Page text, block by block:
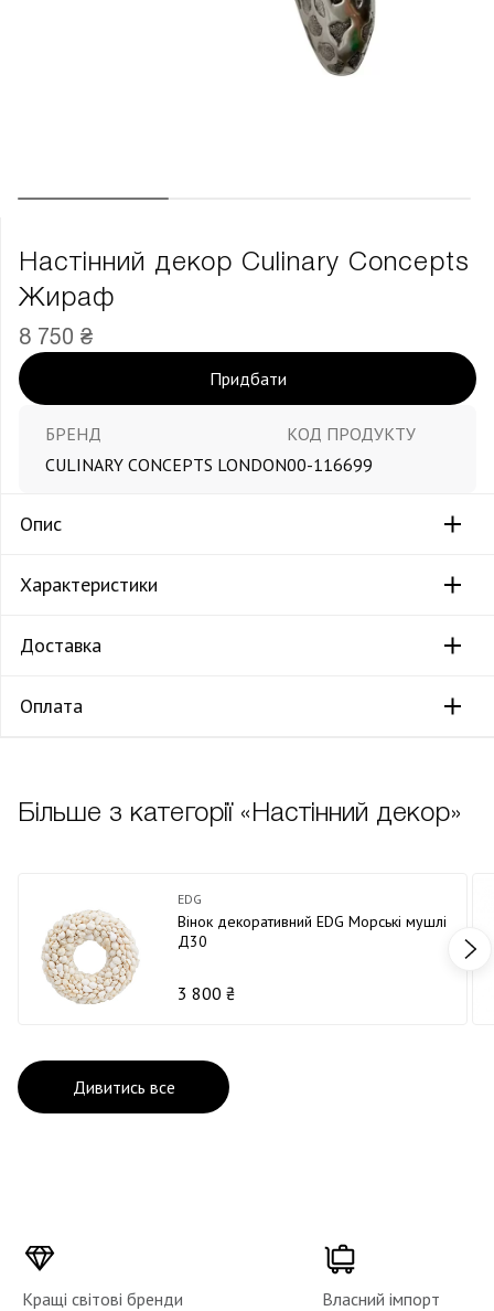
Настінний декор Culinary Concepts
Жираф
8 750 ₴
Придбати
БРЕНД
CULINARY CONCEPTS LONDON
КОД ПРОДУКТУ
00-116699
Опис
Характеристики
Доставка
Оплата
Більше з категорії «Настінний декор»
EDG
Вінок декоративний EDG Морські мушлі
Д30
3 800 ₴
Дивитись все
Кращі світові бренди Власний імпорт